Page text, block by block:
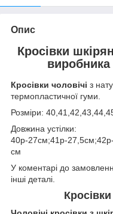
Опис
Кросівки
Кросівки чоловічі з
термопластичної гуми.
Розміри:
Довжина устілки:
40р-27см;41р-
см
У коментарі до
інші деталі.
Кросівки